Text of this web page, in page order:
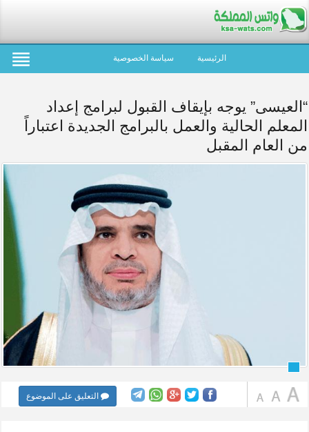
الرئيسية سياسة الخصوصية
“العيسى” يوجه بإيقاف القبول لبرامج إعداد
المعلم الحالية والعمل بالبرامج الجديدة اعتباراً
من العام المقبل
التعليق على الموضوع